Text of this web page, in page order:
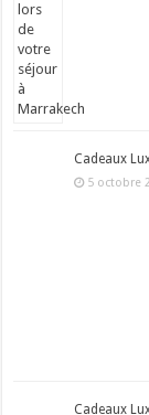
Cadeaux
5 octobre
Cadeaux